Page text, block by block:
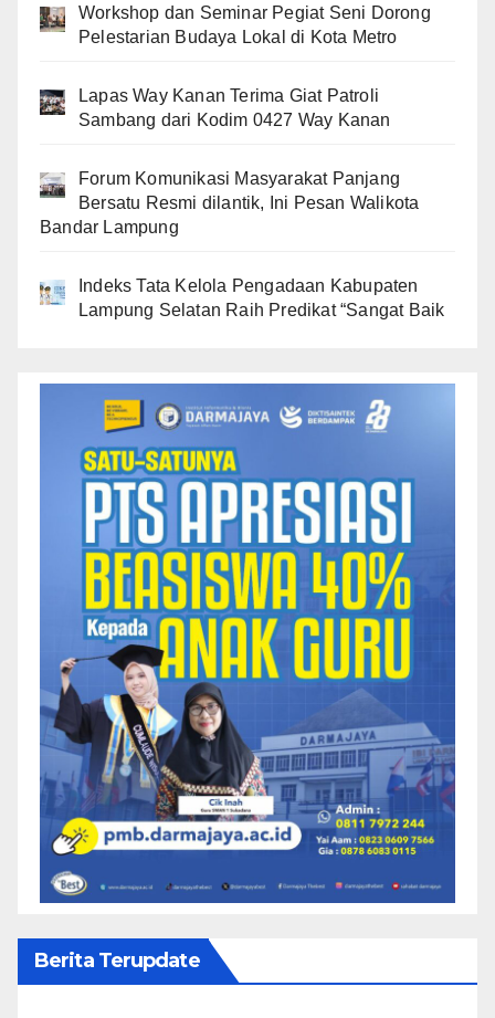
Workshop dan Seminar Pegiat Seni Dorong
Pelestarian Budaya Lokal di Kota Metro
Lapas Way Kanan Terima Giat Patroli
Sambang dari Kodim 0427 Way Kanan
Forum Komunikasi Masyarakat Panjang
Bersatu Resmi dilantik, Ini Pesan Walikota
Bandar Lampung
Indeks Tata Kelola Pengadaan Kabupaten
Lampung Selatan Raih Predikat “Sangat Baik
Berita Terupdate